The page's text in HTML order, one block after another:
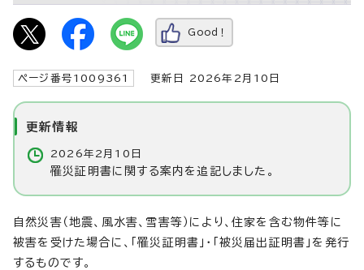
Good！
ページ番号1009361 更新日 2026年2月10日
更新情報
2026年2月10日
罹災証明書に関する案内を追記しました。
自然災害（地震、風水害、雪害等）により、住家を含む物件等に
被害を受けた場合に、「罹災証明書」・「被災届出証明書」を発行
するものです。